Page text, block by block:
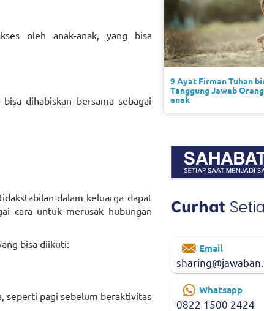
oleh anak-anak, yang bisa
dihabiskan bersama sebagai
dalam keluarga dapat
cara untuk merusak hubungan
bisa diikuti:
seperti pagi sebelum beraktivitas
9 Ayat Firman Tuhan
Tanggung Jawab
anak
Email
Whatsapp
0822 1500 2424